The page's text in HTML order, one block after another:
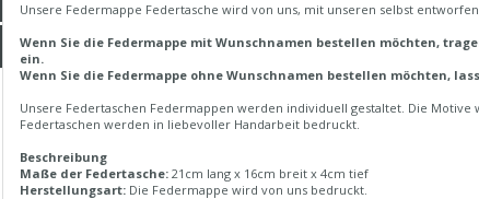
Unsere Federmappe Federtasche wird von uns, mit unseren selbst
Wenn Sie die Federmappe mit Wunschnamen bestellen möchten,
ein.
Wenn Sie die Federmappe ohne Wunschnamen bestellen möchten,
Unsere Federtaschen Federmappen werden individuell gestaltet. Die
Federtaschen werden in liebevoller Handarbeit bedruckt.
Beschreibung
Maße der Federtasche: 21cm lang x 16cm breit x 4cm tief
Herstellungsart: Die Federmappe wird von uns bedruckt.